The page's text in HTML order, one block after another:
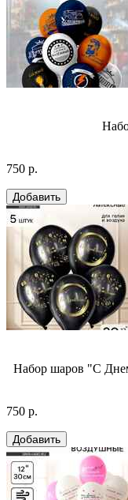
750 р.
Набор шаров "С
750 р.